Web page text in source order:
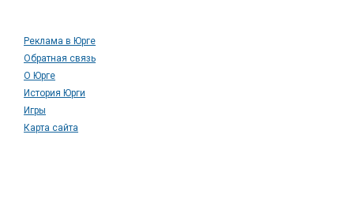
Реклама в Юрге
Обратная связь
О Юрге
История Юрги
Игры
Карта сайта